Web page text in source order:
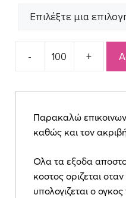
Προσκλητήριο
ΒΙΝ2730
Παρακαλώ
καθώς και τον
Ολα τα εξοδα
κοστος οριζεται
υπολογιζεται ο